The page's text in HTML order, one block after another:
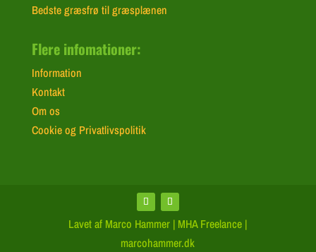
Bedste græsfrø til græsplænen
Flere infomationer:
Information
Kontakt
Om os
Cookie og Privatlivspolitik
Lavet af Marco Hammer | MHA Freelance |
marcohammer.dk